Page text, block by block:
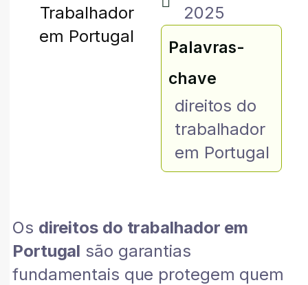
2025
Palavras-
chave
direitos do
trabalhador
em Portugal
Os direitos do trabalhador em
Portugal são garantias
fundamentais que protegem quem